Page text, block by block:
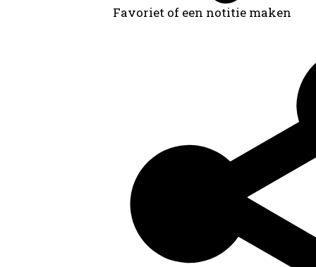
Favoriet of een notitie maken